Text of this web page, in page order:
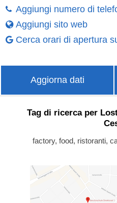
Aggiungi numero di
Aggiungi sito web
Cerca orari di apertura
Aggiorna dati
Tag di ricerca per
factory, food, ristoranti,